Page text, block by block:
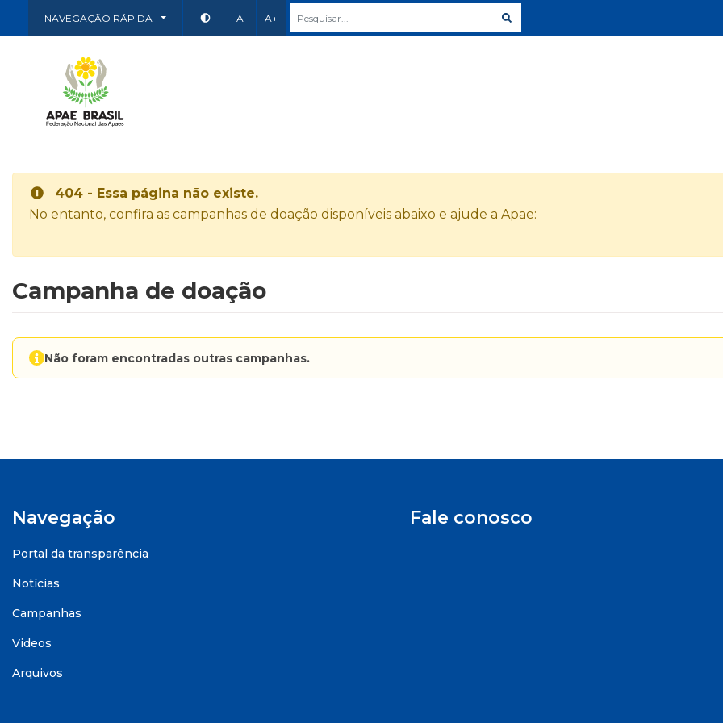
NAVEGAÇÃO RÁPIDA A- A+
404 - Essa página não existe.
No entanto, confira as campanhas de doação disponíveis abaixo e ajude a Apae:
Campanha de doação
Não foram encontradas outras campanhas.
Navegação
Portal da transparência
Notícias
Campanhas
Videos
Arquivos
Fale conosco